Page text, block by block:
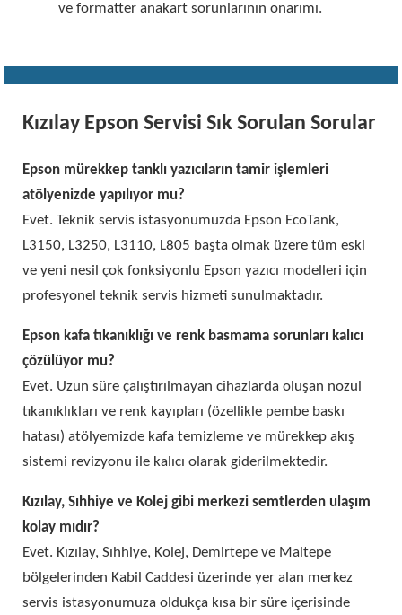
ve formatter anakart sorunlarının onarımı.
Kızılay Epson Servisi Sık Sorulan Sorular
Epson mürekkep tanklı yazıcıların tamir işlemleri
atölyenizde yapılıyor mu?
Evet. Teknik servis istasyonumuzda Epson EcoTank,
L3150, L3250, L3110, L805 başta olmak üzere tüm eski
ve yeni nesil çok fonksiyonlu Epson yazıcı modelleri için
profesyonel teknik servis hizmeti sunulmaktadır.
Epson kafa tıkanıklığı ve renk basmama sorunları kalıcı
çözülüyor mu?
Evet. Uzun süre çalıştırılmayan cihazlarda oluşan nozul
tıkanıklıkları ve renk kayıpları (özellikle pembe baskı
hatası) atölyemizde kafa temizleme ve mürekkep akış
sistemi revizyonu ile kalıcı olarak giderilmektedir.
Kızılay, Sıhhiye ve Kolej gibi merkezi semtlerden ulaşım
kolay mıdır?
Evet. Kızılay, Sıhhiye, Kolej, Demirtepe ve Maltepe
bölgelerinden Kabil Caddesi üzerinde yer alan merkez
servis istasyonumuza oldukça kısa bir süre içerisinde